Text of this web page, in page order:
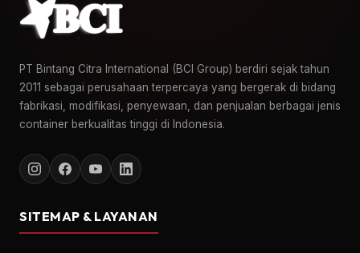
PT Bintang Citra International (BCI Group) berdiri sejak tahun
2011 sebagai perusahaan terpercaya yang bergerak di bidang
fabrikasi, modifikasi, penyewaan, dan penjualan berbagai jenis
container berkualitas tinggi di Indonesia.
SITEMAP & LAYANAN